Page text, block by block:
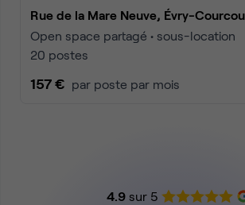
Rue de la Mare Neuve, Évry-
Open space partagé • sous-location
20 postes
157 € par poste par mois
4.9sur 5